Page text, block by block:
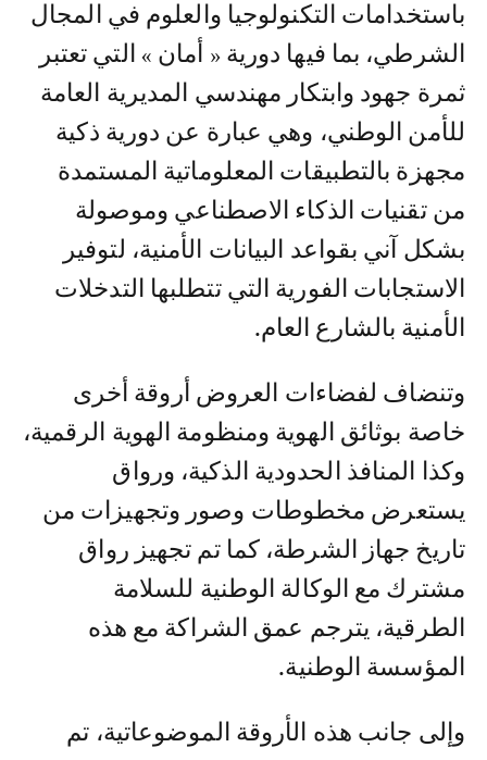
باستخدامات التكنولوجيا والعلوم في المجال
الشرطي، بما فيها دورية « أمان » التي تعتبر
ثمرة جهود وابتكار مهندسي المديرية العامة
للأمن الوطني، وهي عبارة عن دورية ذكية
مجهزة بالتطبيقات المعلوماتية المستمدة
من تقنيات الذكاء الاصطناعي وموصولة
بشكل آني بقواعد البيانات الأمنية، لتوفير
الاستجابات الفورية التي تتطلبها التدخلات
الأمنية بالشارع العام.
وتنضاف لفضاءات العروض أروقة أخرى
خاصة بوثائق الهوية ومنظومة الهوية الرقمية،
وكذا المنافذ الحدودية الذكية، ورواق
يستعرض مخطوطات وصور وتجهيزات من
تاريخ جهاز الشرطة، كما تم تجهيز رواق
مشترك مع الوكالة الوطنية للسلامة
الطرقية، يترجم عمق الشراكة مع هذه
المؤسسة الوطنية.
وإلى جانب هذه الأروقة الموضوعاتية، تم